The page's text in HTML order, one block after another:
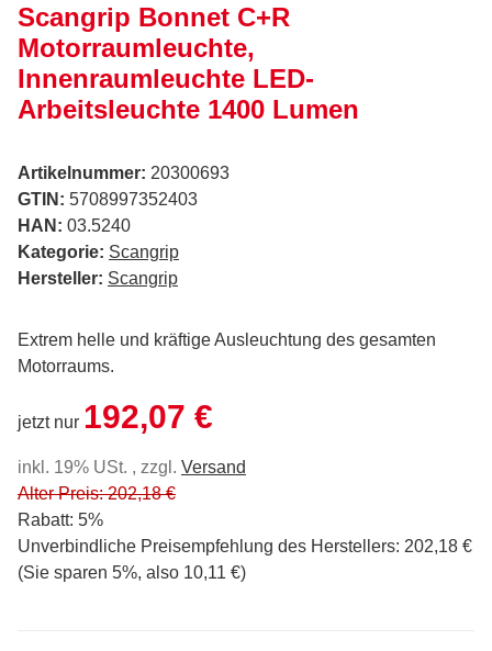
Scangrip Bonnet C+R
Motorraumleuchte,
Innenraumleuchte LED-
Arbeitsleuchte 1400 Lumen
Artikelnummer: 20300693
GTIN: 5708997352403
HAN: 03.5240
Kategorie: Scangrip
Hersteller: Scangrip
Extrem helle und kräftige Ausleuchtung des gesamten
Motorraums.
jetzt nur 192,07 €
inkl. 19% USt. , zzgl. Versand
Alter Preis: 202,18 €
Rabatt: 5%
Unverbindliche Preisempfehlung des Herstellers: 202,18 €
(Sie sparen 5%, also 10,11 €)